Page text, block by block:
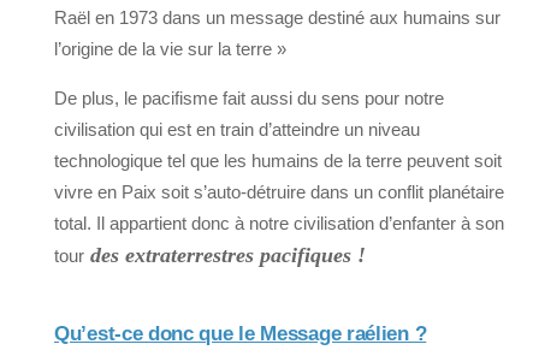
Raël en 1973 dans un message destiné aux humains sur
l’origine de la vie sur la terre »
De plus, le pacifisme fait aussi du sens pour notre
civilisation qui est en train d’atteindre un niveau
technologique tel que les humains de la terre peuvent soit
vivre en Paix soit s’auto-détruire dans un conflit planétaire
total. Il appartient donc à notre civilisation d’enfanter à son
tour des extraterrestres pacifiques !
Qu’est-ce donc que le Message raélien ?